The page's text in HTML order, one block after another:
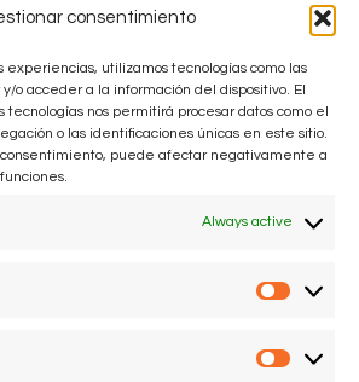
consentimiento
experiencias, utilizamos tecnologías como las
o acceder a la información del dispositivo. El
nos permitirá procesar datos como el
o las identificaciones únicas en este sitio.
puede afectar negativamente a
Always active